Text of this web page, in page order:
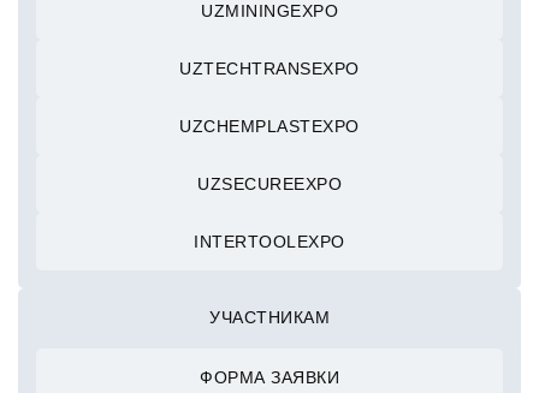
UZMININGEXPO
UZTECHTRANSEXPO
UZCHEMPLASTEXPO
UZSECUREEXPO
INTERTOOLEXPO
УЧАСТНИКАМ
ФОРМА ЗАЯВКИ